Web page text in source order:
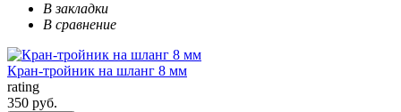
В закладки
В сравнение
Кран-тройник на шланг 8 мм
rating
350 руб.